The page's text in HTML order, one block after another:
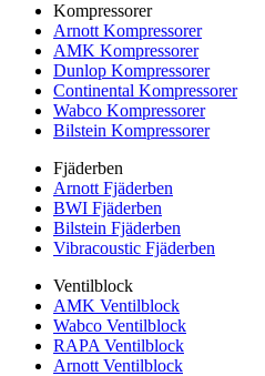
Kompressorer
Arnott Kompressorer
AMK Kompressorer
Dunlop Kompressorer
Continental Kompressorer
Wabco Kompressorer
Bilstein Kompressorer
Fjäderben
Arnott Fjäderben
BWI Fjäderben
Bilstein Fjäderben
Vibracoustic Fjäderben
Ventilblock
AMK Ventilblock
Wabco Ventilblock
RAPA Ventilblock
Arnott Ventilblock